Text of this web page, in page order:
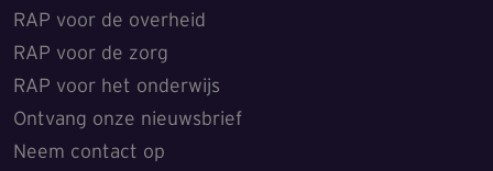
RAP voor de overheid
RAP voor de zorg
RAP voor het onderwijs
Ontvang onze nieuwsbrief
Neem contact op